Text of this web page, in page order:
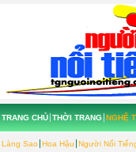
TRANG CHỦ THỜI TRANG NGHỆ
Làng Sao Hoa Hậu Người Nổi